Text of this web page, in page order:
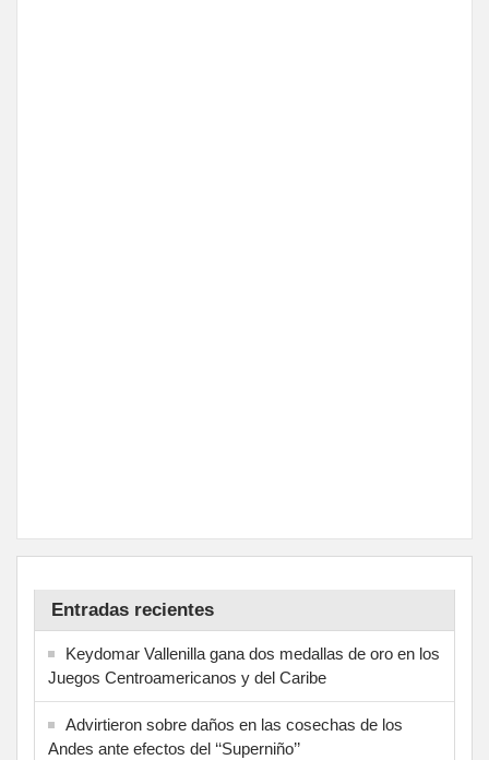
Entradas recientes
Keydomar Vallenilla gana dos medallas de oro en los
Juegos Centroamericanos y del Caribe
Advirtieron sobre daños en las cosechas de los
Andes ante efectos del ‘‘Superniño’’